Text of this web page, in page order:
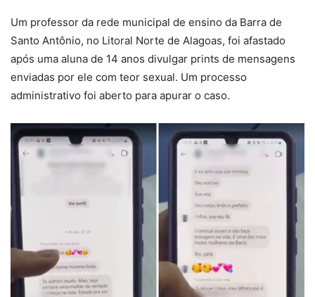
Um professor da rede municipal de ensino da Barra de
Santo Antônio, no Litoral Norte de Alagoas, foi afastado
após uma aluna de 14 anos divulgar prints de mensagens
enviadas por ele com teor sexual. Um processo
administrativo foi aberto para apurar o caso.